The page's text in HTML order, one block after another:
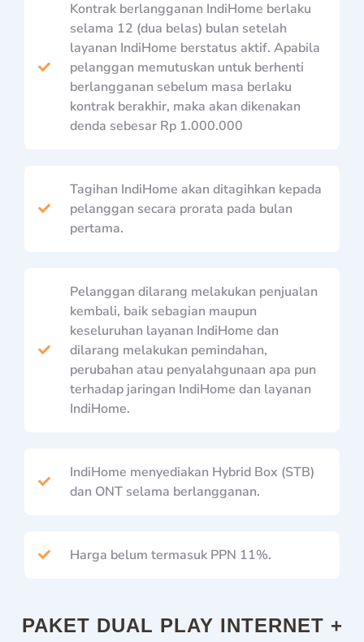
Kontrak berlangganan IndiHome berlaku
selama 12 (dua belas) bulan setelah
layanan IndiHome berstatus aktif. Apabila
pelanggan memutuskan untuk berhenti
berlangganan sebelum masa berlaku
kontrak berakhir, maka akan dikenakan
denda sebesar Rp 1.000.000
Tagihan IndiHome akan ditagihkan kepada
pelanggan secara prorata pada bulan
pertama.
Pelanggan dilarang melakukan penjualan
kembali, baik sebagian maupun
keseluruhan layanan IndiHome dan
dilarang melakukan pemindahan,
perubahan atau penyalahgunaan apa pun
terhadap jaringan IndiHome dan layanan
IndiHome.
IndiHome menyediakan Hybrid Box (STB)
dan ONT selama berlangganan.
Harga belum termasuk PPN 11%.
PAKET DUAL PLAY INTERNET +